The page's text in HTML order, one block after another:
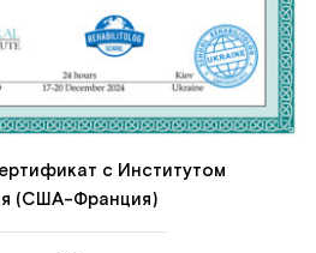
с Институтом
(США-Франция)